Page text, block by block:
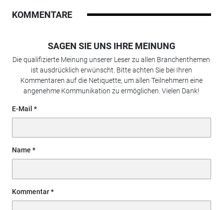
KOMMENTARE
SAGEN SIE UNS IHRE MEINUNG
Die qualifizierte Meinung unserer Leser zu allen Branchenthemen
ist ausdrücklich erwünscht. Bitte achten Sie bei Ihren
Kommentaren auf die Netiquette, um allen Teilnehmern eine
angenehme Kommunikation zu ermöglichen. Vielen Dank!
E-Mail
Name
Kommentar